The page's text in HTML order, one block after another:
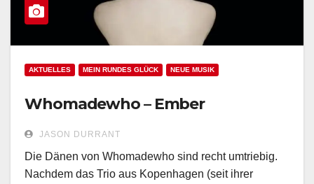
AKTUELLES MEIN RUNDES GLÜCK NEUE MUSIK
Whomadewho – Ember
JASON DURRANT
Die Dänen von Whomadewho sind recht umtriebig.
Nachdem das Trio aus Kopenhagen (seit ihrer